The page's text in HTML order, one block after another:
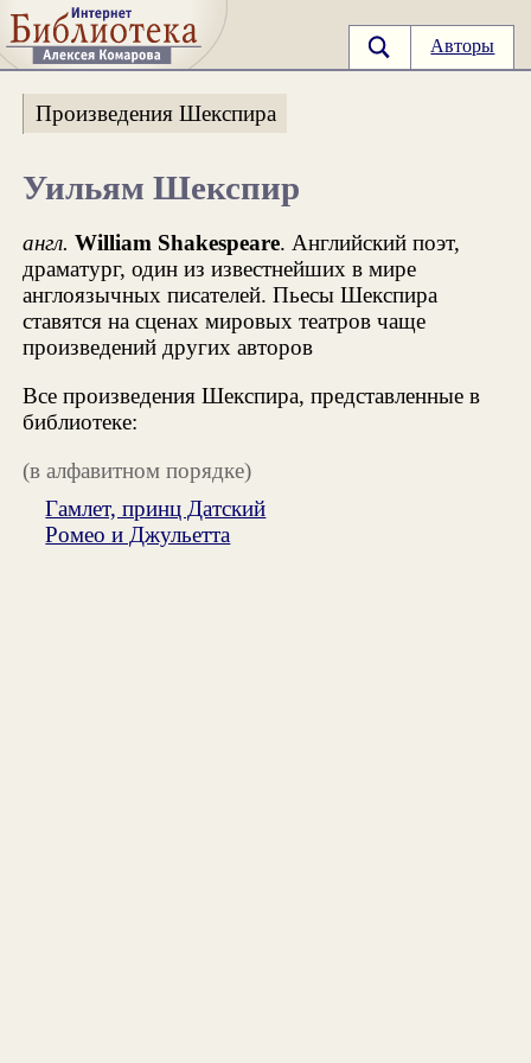
Авторы
Произведения Шекспира
Уильям Шекспир
англ. William Shakespeare. Английский поэт,
драматург, один из известнейших в мире
англоязычных писателей. Пьесы Шекспира
ставятся на сценах мировых театров чаще
произведений других авторов
Все произведения Шекспира, представленные в
библиотеке:
(в алфавитном порядке)
Гамлет, принц Датский
Ромео и Джульетта